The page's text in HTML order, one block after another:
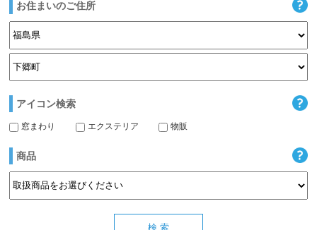
お住まいのご住所
アイコン検索
窓まわり エクステリア 物販
商品